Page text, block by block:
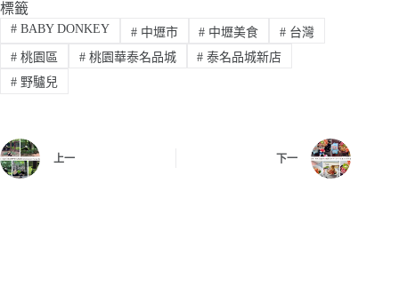
標籤
#BABY DONKEY #中壢市 # 中壢美食 # 台灣
#桃園區 #桃園華泰名品城 # 泰名品城新店
#野驢兒
上一 下一